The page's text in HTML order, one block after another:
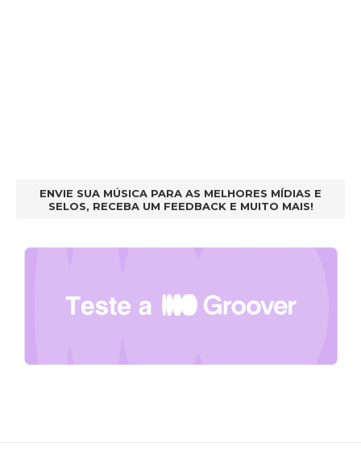
ENVIE SUA MÚSICA PARA AS MELHORES MÍDIAS E
SELOS, RECEBA UM FEEDBACK E MUITO MAIS!